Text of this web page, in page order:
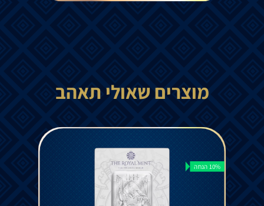
מוצרים שאולי תאהב
10% הנחה